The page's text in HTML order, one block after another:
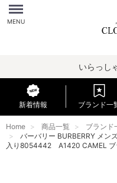
Menu
MENU
いらっし
新着情報 ブランド一
Home 商品一覧 ブランド
バーバリー BURBERRY メン
入り8054442 A1420 CAMEL ブ